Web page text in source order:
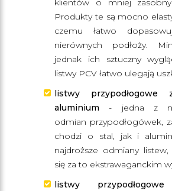
klientów o mniej
Produkty te są mocno
czemu łatwo
nierównych podłoży.
jednak ich sztuczny
listwy PCV łatwo ulegają
listwy
aluminium - jedna z
odmian przypodłogówek,
chodzi o stal, jak i
najdroższe odmiany
się za to ekstrawaganckim
listwy